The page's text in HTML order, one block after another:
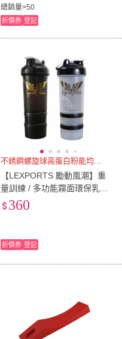
總銷量>50
折價券 登記
不銹鋼螺旋球高蛋白粉能均勻搖散
【LEXPORTS 勵動風潮】重
量訓練 / 多功能霧面環保乳
清搖搖杯(環保 乳清杯 搖搖
360
折價券 登記